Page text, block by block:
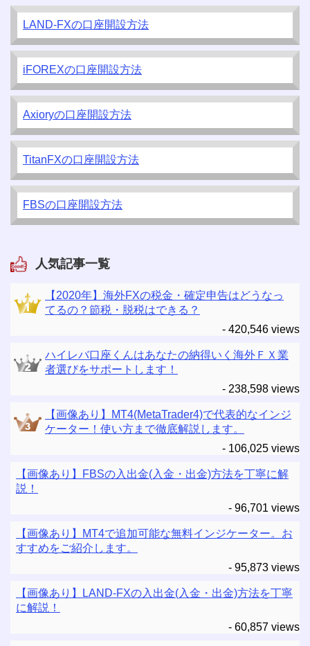
LAND-FXの口座開設方法
iFOREXの口座開設方法
Axioryの口座開設方法
TitanFXの口座開設方法
FBSの口座開設方法
人気記事一覧
【2020年】海外FXの税金・確定申告はどうなっ
てるの？節税・脱税はできる？
- 420,546 views
ハイレバ口座くんはあなたの納得いく海外ＦＸ業
者選びをサポートします！
- 238,598 views
【画像あり】MT4(MetaTrader4)で代表的なインジ
ケーター！使い方まで徹底解説します。
- 106,025 views
【画像あり】FBSの入出金(入金・出金)方法を丁寧に解
説！
- 96,701 views
【画像あり】MT4で追加可能な無料インジケーター。お
すすめをご紹介します。
- 95,873 views
【画像あり】LAND-FXの入出金(入金・出金)方法を丁寧
に解説！
- 60,857 views